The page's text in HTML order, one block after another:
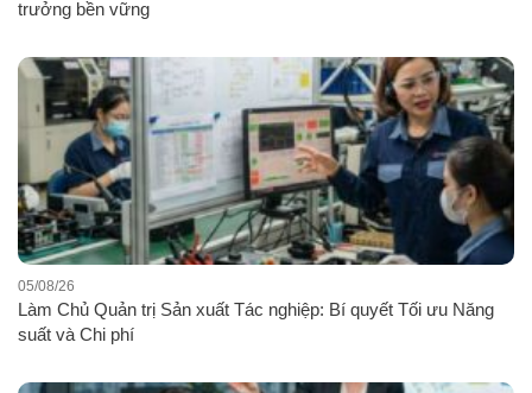
trưởng bền vững
Làm Chủ Quản trị Sản xuất Tác nghiệp: Bí quyết Tối ưu Năng
suất và Chi phí
05/08/26